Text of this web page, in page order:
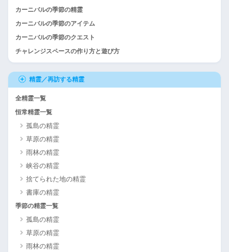
カーニバルの季節の精霊
カーニバルの季節のアイテム
カーニバルの季節のクエスト
チャレンジスペースの作り方と遊び方
精霊／再訪する精霊
全精霊一覧
恒常精霊一覧
孤島の精霊
草原の精霊
雨林の精霊
峡谷の精霊
捨てられた地の精霊
書庫の精霊
季節の精霊一覧
孤島の精霊
草原の精霊
雨林の精霊